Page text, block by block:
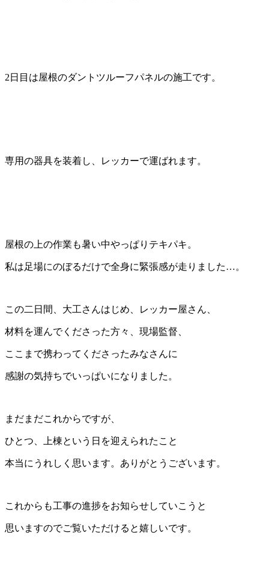
2日目は屋根のダントツルーフパネルの施工です。
専用の器具を装着し、レッカーで運ばれます。
屋根の上の作業も暑い中やっぱりテキパキ。
私は足場にのぼるだけで全身に緊張感が走りました…。
この二日間、大工さんはじめ、レッカー屋さん、
材料を運んでくださった方々、現場監督、
ここまで携わってくださったみなさんに
感謝の気持ちでいっぱいになりました。
まだまだこれからですが、
ひとつ、上棟という日を迎えられたこと
本当にうれしく思います。ありがとうございます。
これからも工事の進捗をお知らせしていこうと
思いますのでご覧いただけると嬉しいです。